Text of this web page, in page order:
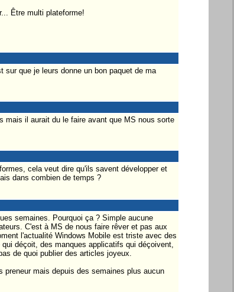
Être multi plateforme!
que je leurs donne un bon paquet de ma
mais il aurait du le faire avant que MS nous sorte
cela veut dire qu'ils savent développer et
dans combien de temps ?
semaines. Pourquoi ça ? Simple aucune
C'est à MS de nous faire rêver et pas aux
l'actualité Windows Mobile est triste avec des
déçoit, des manques applicatifs qui déçoivent,
de quoi publier des articles joyeux.
mais depuis des semaines plus aucun